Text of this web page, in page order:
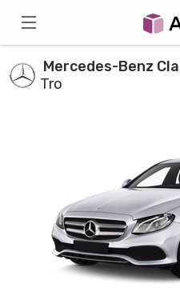
Mercedes-Benz
Tro